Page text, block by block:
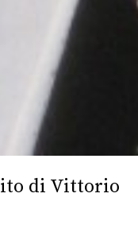
di Vittorio